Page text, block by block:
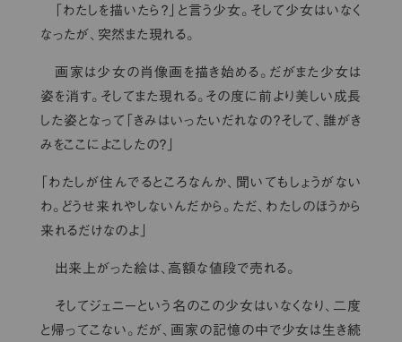
「わたしを描いたら？」と言う少女。そして少女はいなく
なったが、突然また現れる。
画家は少女の肖像画を描き始める。だがまた少女は
姿を消す。そしてまた現れる。その度に前より美しい成長
した姿となって「きみはいったいだれなの？そして、誰がき
みをここによこしたの？」
「わたしが住んでるところなんか、聞いてもしょうがない
わ。どうせ来れやしないんだから。ただ、わたしのほうから
来れるだけなのよ」
出来上がった絵は、高額な値段で売れる。
そしてジェニーという名のこの少女はいなくなり、二度
と帰ってこない。だが、画家の記憶の中で少女は生き続